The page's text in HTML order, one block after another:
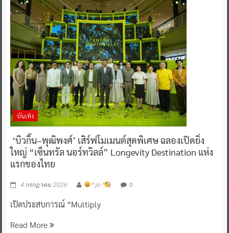
บันเทิง
‘บิวกิ้น–พุฒิพงศ์’ เสิร์ฟโมเมนต์สุดพิเศษ ฉลองเปิดยิ่ง
ใหญ่ “เซ็นทรัล นอร์ทวิลล์” Longevity Destination แห่ง
แรกของไทย
4 กรกฎาคม 2026 ^ jo ^ 0
เปิดประสบการณ์ “Multiply
Read More